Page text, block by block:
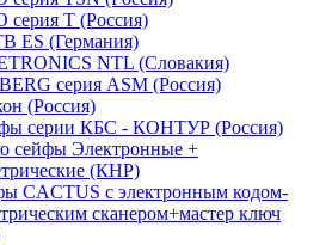
серия Т (Россия)
ES (Германия)
NTL (Словакия)
серия ASM (Россия)
(Россия)
серии КБС - КОНТУР (Россия)
сейфы Электронные +
(КНР)
CACTUS с электронным кодом-
сканером+мастер ключ